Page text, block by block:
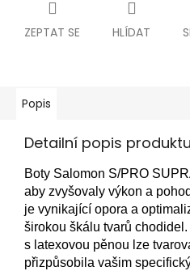
ZEPTAT SE HLÍDAT
Popis
Detailní popis produktu
Boty Salomon S/PRO
aby zvyšovaly výkon a
je vynikající opora a
širokou škálu tvarů
s latexovou pěnou lze
přizpůsobila vašim